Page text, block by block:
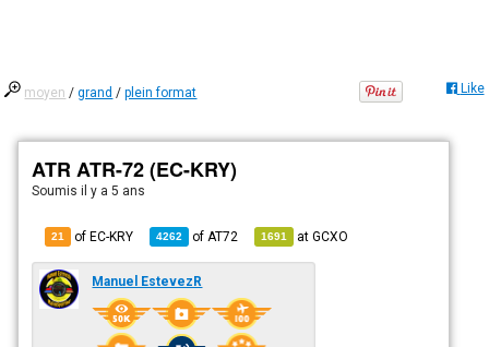
moyen /grand /plein format Like
ATR ATR-72 (EC-KRY)
Soumisil y a 5 ans
21 of EC-KRY 4262 of AT72 1691 atGCXO
Manuel EstevezR